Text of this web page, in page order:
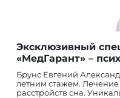
Эксклюзивный
«МедГарант» –
Брунс Евгений
летним стажем.
расстройств сна.